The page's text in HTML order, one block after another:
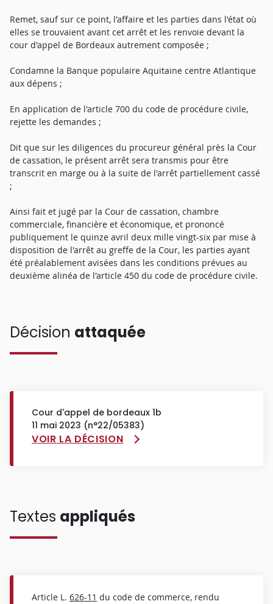
Remet, sauf sur ce point, l'affaire et les parties dans l'état où
elles se trouvaient avant cet arrêt et les renvoie devant la
cour d'appel de Bordeaux autrement composée ;
Condamne la Banque populaire Aquitaine centre Atlantique
aux dépens ;
En application de l'article 700 du code de procédure civile,
rejette les demandes ;
Dit que sur les diligences du procureur général près la Cour
de cassation, le présent arrêt sera transmis pour être
transcrit en marge ou à la suite de l'arrêt partiellement cassé
;
Ainsi fait et jugé par la Cour de cassation, chambre
commerciale, financière et économique, et prononcé
publiquement le quinze avril deux mille vingt-six par mise à
disposition de l'arrêt au greffe de la Cour, les parties ayant
été préalablement avisées dans les conditions prévues au
deuxième alinéa de l'article 450 du code de procédure civile.
Décision attaquée
Cour d'appel de bordeaux 1b
11 mai 2023 (n°22/05383)
VOIR LA DÉCISION
Textes appliqués
Article L. 626-11 du code de commerce, rendu